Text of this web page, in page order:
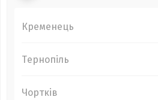
Кременець
Тернопіль
Чортків